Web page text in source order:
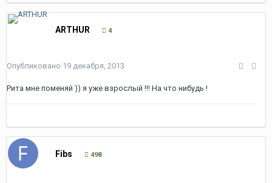
ARTHUR 4
Опубликовано 19 декабря, 2013
Рита мне поменяй )) я уже взрослый !!! На что нибудь !
Fibs 498